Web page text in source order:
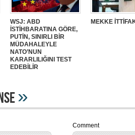
WSJ: ABD
İSTİHBARATINA GÖRE,
PUTİN, SINIRLI BİR
MÜDAHALEYLE
NATO’NUN
KARARLILIĞINI TEST
EDEBİLİR
MEKKE
»
Comment